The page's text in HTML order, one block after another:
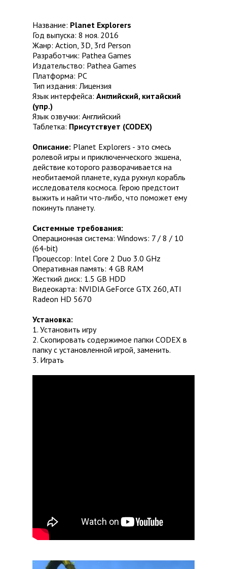
Название: Planet Explorers
Год выпуска: 8 ноя. 2016
Жанр: Action, 3D, 3rd Person
Разработчик: Pathea Games
Издательство: Pathea Games
Платформа: PC
Тип издания: Лицензия
Язык интерфейса: Английский, китайский
(упр.)
Язык озвучки: Английский
Таблeтка: Присутствует (CODEX)
Описание: Planet Explorers - это смесь
ролевой игры и приключенческого экшена,
действие которого разворачивается на
необитаемой планете, куда рухнул корабль
исследователя космоса. Герою предстоит
выжить и найти что-либо, что поможет ему
покинуть планету.
Системные требования:
Операционная система: Windows: 7 / 8 / 10
(64-bit)
Процессор: Intel Core 2 Duo 3.0 GHz
Оперативная память: 4 GB RAM
Жесткий диск: 1.5 GB HDD
Видеокарта: NVIDIA GeForce GTX 260, ATI
Radeon HD 5670
Установка:
1. Установить игру
2. Скопировать содержимое папки CODEX в
папку с установленной игрой, заменить.
3. Играть